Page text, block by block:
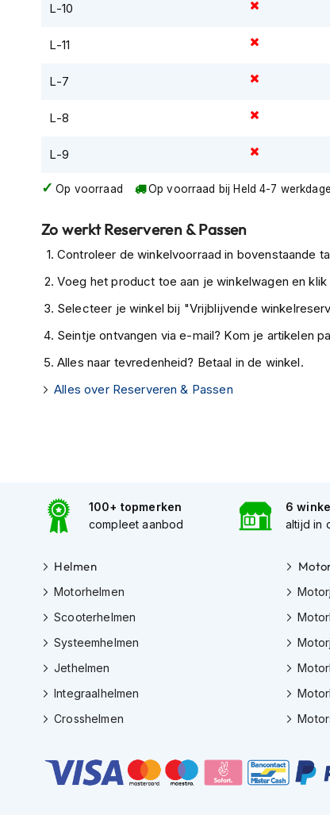
Leren
motorbroeken
motorbroeken
motorbroeken
Motorpakken
Heren
motorpak
Dames
Motorhoodies
Regenkleding
Balaclavas
Motorsokken
Nekwarmers
windcollars
onderkleding
L-10
L-11
L-7
L-8
L-9
Op voorraad Op voorraad bij Held 4-7
Zo werkt Reserveren & Passen
Controleer de winkelvoorraad in bovenstaande
Voeg het product toe aan je winkelwagen en
Selecteer je winkel bij "Vrijblijvende
Seintje ontvangen via e-mail? Kom je artikelen
Alles naar tevredenheid? Betaal in de winkel.
Alles over Reserveren & Passen
100+ topmerken
compleet aanbod
6
altijd in
Helmen
Motorhelmen
Scooterhelmen
Systeemhelmen
Jethelmen
Integraalhelmen
Crosshelmen